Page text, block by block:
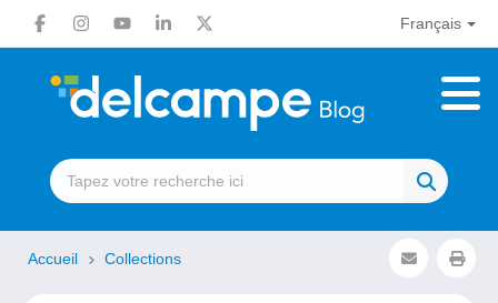
Français
Accueil Collections